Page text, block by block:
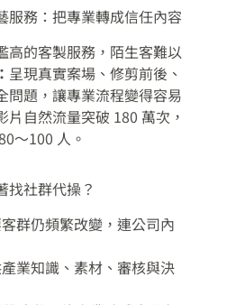
服務：把專業轉成信任內容
高的客製服務，陌生客難以
呈現真實案場、修剪前後、
問題，讓專業流程變得容易
片自然流量突破 180 萬次，
～100 人。
找社群代操？
群仍頻繁改變，連公司內
業知識、素材、審核與決